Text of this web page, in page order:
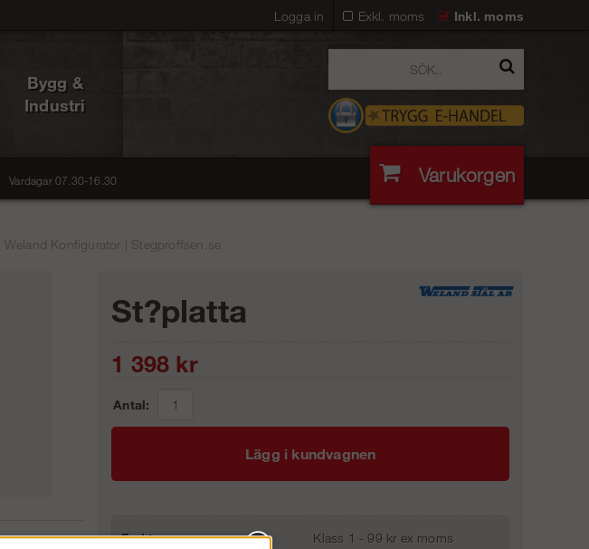
Exkl. moms Inkl. moms
Logga in
Bygg &
Industri
Vardagar 07.30-16.30 Varukorgen
Weland Konfigurator | Stegproffsen.se
St?platta
1 398 kr
Antal:
Lägg i kundvagnen
Frakt:
Klass 1 - 99 kr ex moms